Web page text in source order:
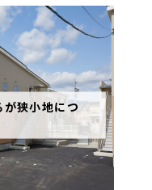
狭小地につ